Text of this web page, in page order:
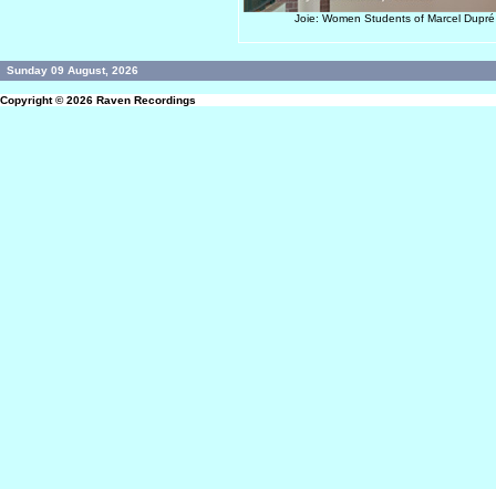
Joie: Women Students of Marcel
Sunday 09 August, 2026
Copyright © 2026 Raven Recordings